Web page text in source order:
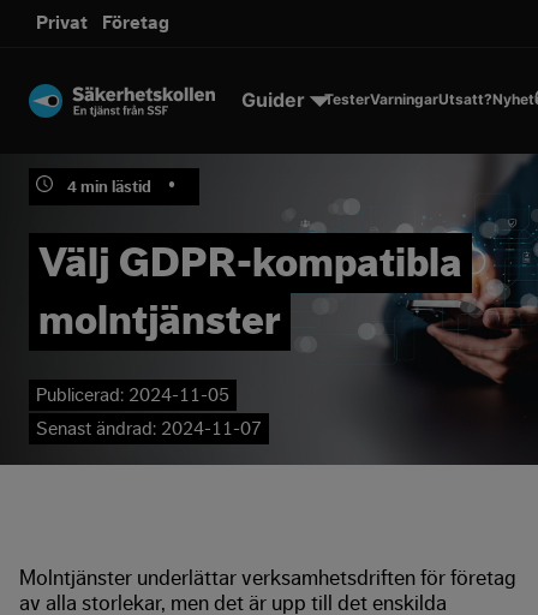
sms.
Privat Företag
Guider TesterVarningarUtsatt?
4 min lästid •
Välj GDPR-kompatibla
molntjänster
Publicerad: 2024-11-05
Senast ändrad: 2024-11-07
Molntjänster underlättar verksamhetsdriften för företag
av alla storlekar, men det är upp till det enskilda